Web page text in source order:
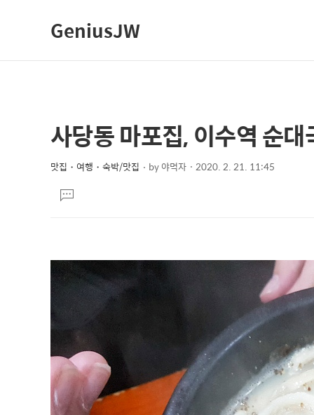
GeniusJW
상
컨
텐
본
문
제
사당동 마포집, 이수역 순대
맛집・여행・숙박/맛집 by야먹자 2020. 2. 21. 11:45
문댓
글